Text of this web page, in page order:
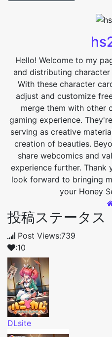
Hello! Welcome to my
and distributing
With these character
adjust and customize
merge them with other
gaming experience.
serving as creative
creation of beauties.
share webcomics and
experience further. Thank
look forward to bringing
your Honey
投稿ステータス
Post Views:739
:10
DLsite